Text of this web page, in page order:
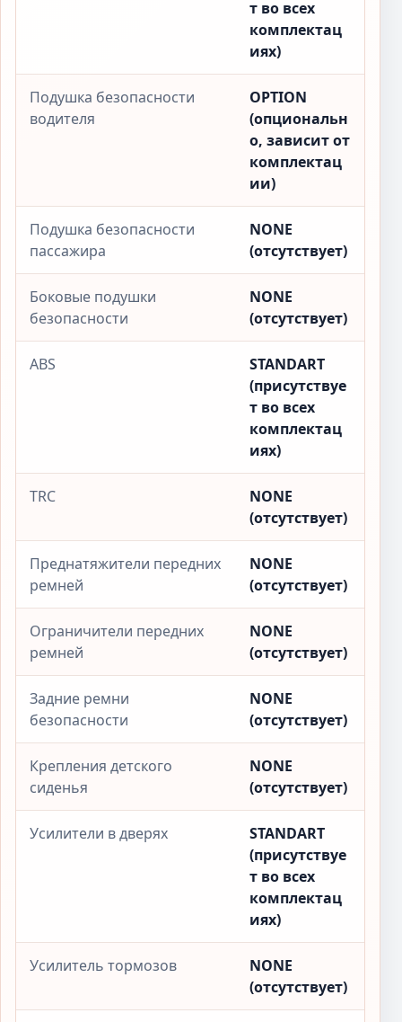
т во всех
комплектац
иях)
Подушка безопасности
водителя
OPTION
(опциональн
о, зависит от
комплектац
ии)
Подушка безопасности
пассажира
NONE
(отсутствует)
Боковые подушки
безопасности
NONE
(отсутствует)
ABS
STANDART
(присутствуе
т во всех
комплектац
иях)
TRC
NONE
(отсутствует)
Преднатяжители передних
ремней
NONE
(отсутствует)
Ограничители передних
ремней
NONE
(отсутствует)
Задние ремни
безопасности
NONE
(отсутствует)
Крепления детского
сиденья
NONE
(отсутствует)
Усилители в дверях
STANDART
(присутствуе
т во всех
комплектац
иях)
Усилитель тормозов
NONE
(отсутствует)